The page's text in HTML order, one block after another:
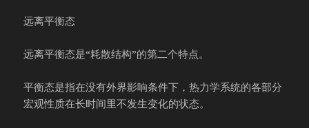
远离平衡态
远离平衡态是“耗散结构”的第二个特点。
平衡态是指在没有外界影响条件下，热力学系统的各部分
宏观性质在长时间里不发生变化的状态。